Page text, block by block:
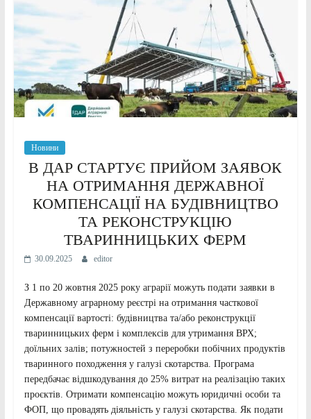
Новини
В ДАР СТАРТУЄ ПРИЙОМ ЗАЯВОК
НА ОТРИМАННЯ ДЕРЖАВНОЇ
КОМПЕНСАЦІЇ НА БУДІВНИЦТВО
ТА РЕКОНСТРУКЦІЮ
ТВАРИННИЦЬКИХ ФЕРМ
30.09.2025 editor
З 1 по 20 жовтня 2025 року аграрії можуть подати заявки в
Державному аграрному реєстрі на отримання часткової
компенсації вартості: будівництва та/або реконструкції
тваринницьких ферм і комплексів для утримання ВРХ;
доїльних залів; потужностей з переробки побічних продуктів
тваринного походження у галузі скотарства. Програма
передбачає відшкодування до 25% витрат на реалізацію таких
проєктів. Отримати компенсацію можуть юридичні особи та
ФОП, що провадять діяльність у галузі скотарства. Як подати